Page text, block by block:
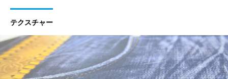
テクスチャー